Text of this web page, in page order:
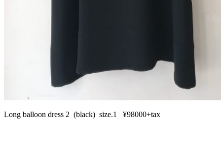
Long balloon dress 2 (black) size.1 ¥98000+tax